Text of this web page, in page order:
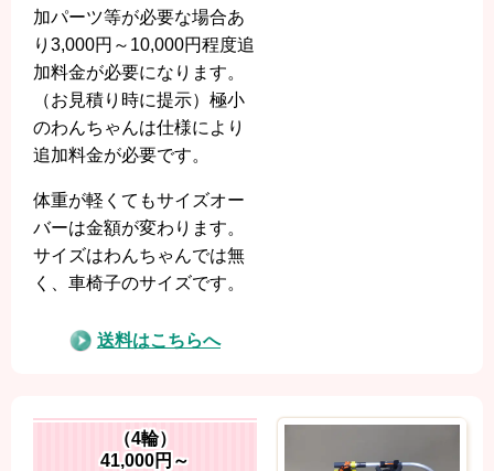
加パーツ等が必要な場合あ
り 3,000円～10,000円程度追
加料金が必要になります。
（お見積り時に提示） 極小
のわんちゃんは仕様により
追加料金が必要です。
体重が軽くてもサイズオー
バーは金額が変わります。
サイズはわんちゃんでは無
く、車椅子のサイズです。
送料はこちらへ
（4輪）
41,000円 ～